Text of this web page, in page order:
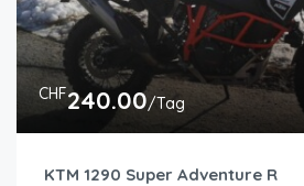
CHF240.00/Tag
KTM 1290 Super Adventure R